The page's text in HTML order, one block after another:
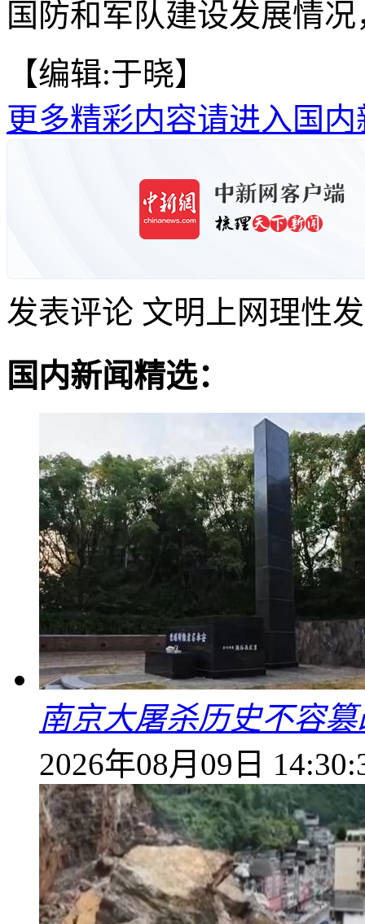
国防和军队建设发展情
【编辑:于晓】
更多精彩内容请进入国内
发表评论 文明上网理性
国内新闻精选：
南京大屠杀历史不容
2026年08月09日